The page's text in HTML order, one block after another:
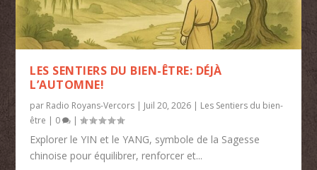
LES SENTIERS DU BIEN-ÊTRE: DÉJÀ
L’AUTOMNE!
par Radio Royans-Vercors | Juil 20, 2026 | Les Sentiers du bien-
être | 0 |
Explorer le YIN et le YANG, symbole de la Sagesse
chinoise pour équilibrer, renforcer et...